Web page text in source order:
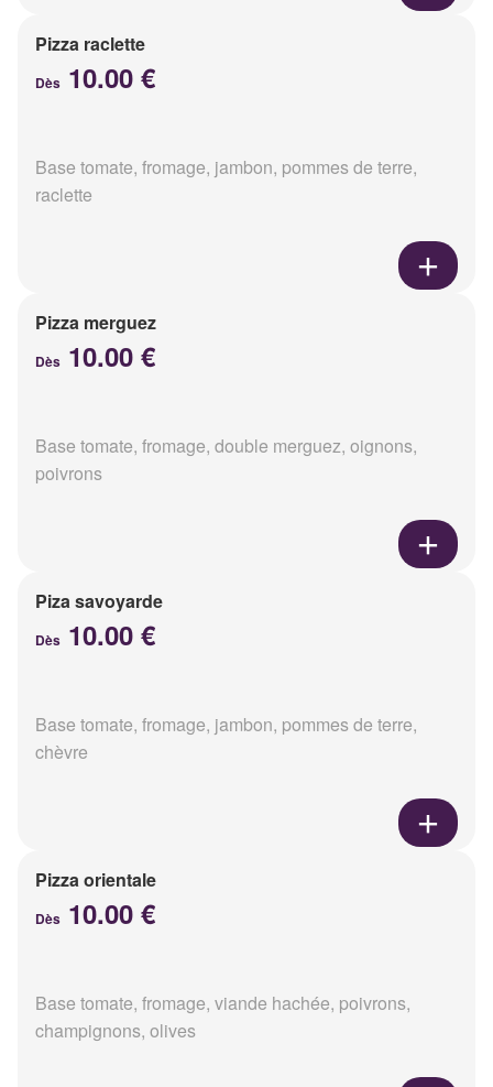
Pizza raclette
Dès 10.00 €
Base tomate, fromage, jambon, pommes de terre,
raclette
Pizza merguez
Dès 10.00 €
Base tomate, fromage, double merguez, oignons,
poivrons
Piza savoyarde
Dès 10.00 €
Base tomate, fromage, jambon, pommes de terre,
chèvre
Pizza orientale
Dès 10.00 €
Base tomate, fromage, viande hachée, poivrons,
champignons, olives